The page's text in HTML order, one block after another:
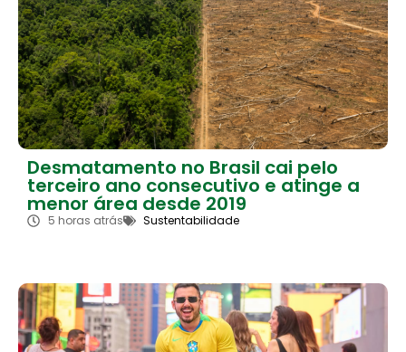
Desmatamento no Brasil cai pelo
terceiro ano consecutivo e atinge a
menor área desde 2019
5 horas atrás Sustentabilidade